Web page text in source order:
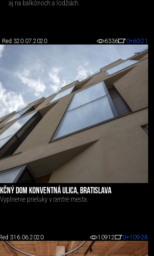
aj na balkónoch a lodžiách.
Red 320.07.2020 6336 0+60-21
DOM KONVENTNÁ ULICA, BRATISLAVA
Vyplnenie prieluky v centre mesta.
316.06.2020 10912 0+109-28